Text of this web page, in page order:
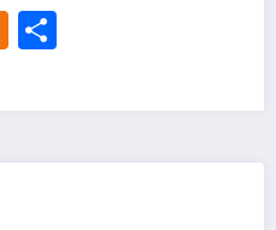
Odnoklassniki